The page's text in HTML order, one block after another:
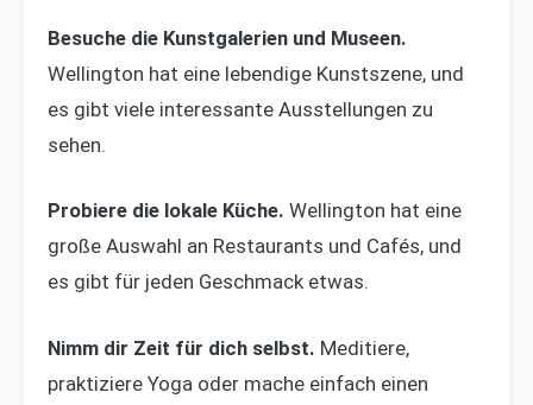
Besuche die Kunstgalerien und Museen.
Wellington hat eine lebendige Kunstszene, und
es gibt viele interessante Ausstellungen zu
sehen.
Probiere die lokale Küche. Wellington hat eine
große Auswahl an Restaurants und Cafés, und
es gibt für jeden Geschmack etwas.
Nimm dir Zeit für dich selbst. Meditiere,
praktiziere Yoga oder mache einfach einen